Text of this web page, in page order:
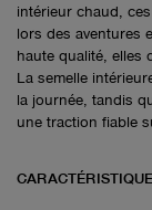
intérieur chaud,
lors des aventures
haute qualité, elles
La semelle
la journée, tandis
une traction fiable